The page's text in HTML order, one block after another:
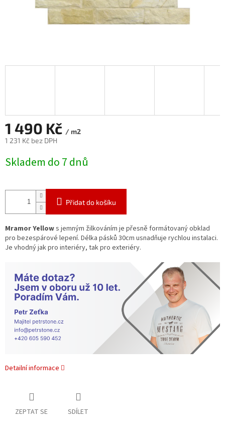
1 490 Kč / m2
1 231 Kč bez DPH
cena:
Skladem do 7 dnů
Přidat do košíku
Mramor Yellows jemným žilkováním je přesně formátovaný obklad
pro bezespárové lepení. Délka pásků 30cm usnadňuje rychlou instalaci.
Je vhodný jak pro interiéry, tak pro exteriéry.
Detailní informace
ZEPTAT SE SDÍLET